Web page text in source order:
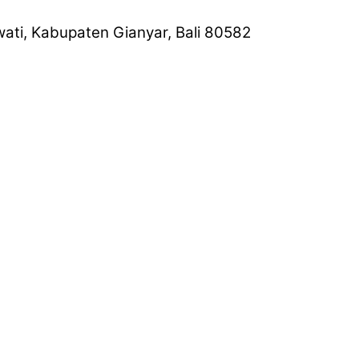
Kabupaten Gianyar, Bali 80582